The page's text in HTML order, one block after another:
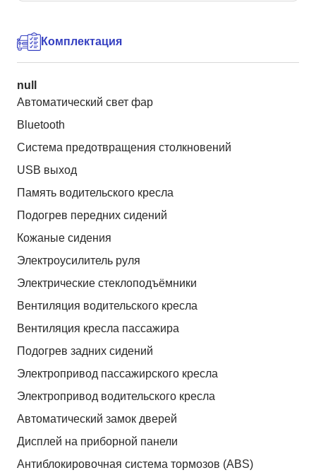
Комплектация
null
Автоматический свет фар
Bluetooth
Система предотвращения столкновений
USB выход
Память водительского кресла
Подогрев передних сидений
Кожаные сидения
Электроусилитель руля
Электрические стеклоподъёмники
Вентиляция водительского кресла
Вентиляция кресла пассажира
Подогрев задних сидений
Электропривод пассажирского кресла
Электропривод водительского кресла
Автоматический замок дверей
Дисплей на приборной панели
Антиблокировочная система тормозов (ABS)